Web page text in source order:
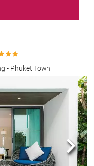
- Phuket Town